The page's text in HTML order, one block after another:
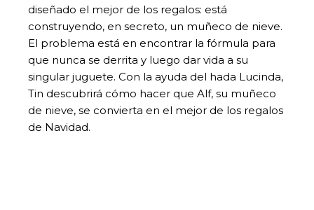
diseñado el mejor de los regalos: está
construyendo, en secreto, un muñeco de nieve.
El problema está en encontrar la fórmula para
que nunca se derrita y luego dar vida a su
singular juguete. Con la ayuda del hada Lucinda,
Tin descubrirá cómo hacer que Alf, su muñeco
de nieve, se convierta en el mejor de los regalos
de Navidad.